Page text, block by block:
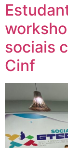
sociais
Cinf